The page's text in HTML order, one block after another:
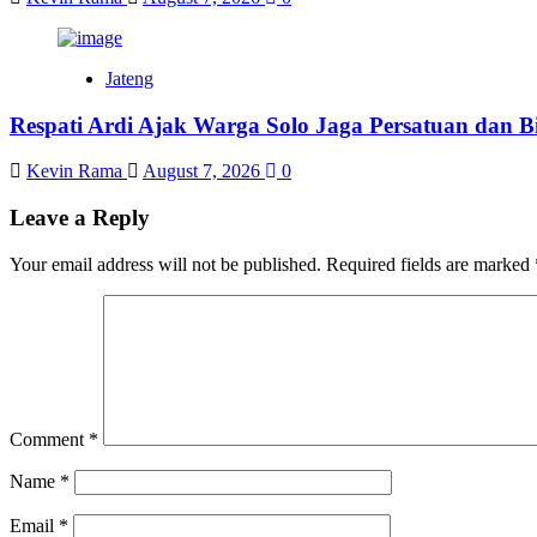
Jateng
Respati Ardi Ajak Warga Solo Jaga Persatuan dan
Kevin Rama August 7, 2026 0
Leave a Reply
Your email address will not be published. Required fields are marked
Comment *
Name *
Email *